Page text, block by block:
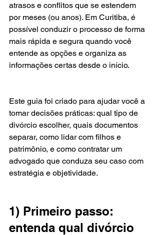
atrasos e conflitos que se estendem
por meses (ou anos). Em Curitiba, é
possível conduzir o processo de forma
mais rápida e segura quando você
entende as opções e organiza as
informações certas desde o início.
Este guia foi criado para ajudar você a
tomar decisões práticas: qual tipo de
divórcio escolher, quais documentos
separar, como lidar com filhos e
patrimônio, e como contratar um
advogado que conduza seu caso com
estratégia e objetividade.
1) Primeiro passo:
entenda qual divórcio